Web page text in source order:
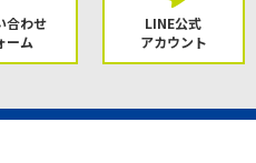
合わせ
ーム
LINE公式
アカウント